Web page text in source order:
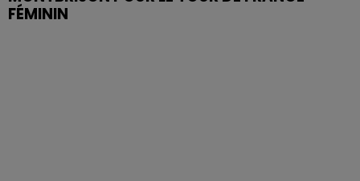
FÉMININ